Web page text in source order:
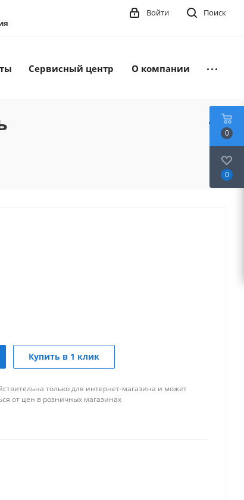
Поиск
Войти
Сервисный центр О компании
Купить в 1 клик
только для интернет-магазина и может
от цен в розничных магазинах
0
0